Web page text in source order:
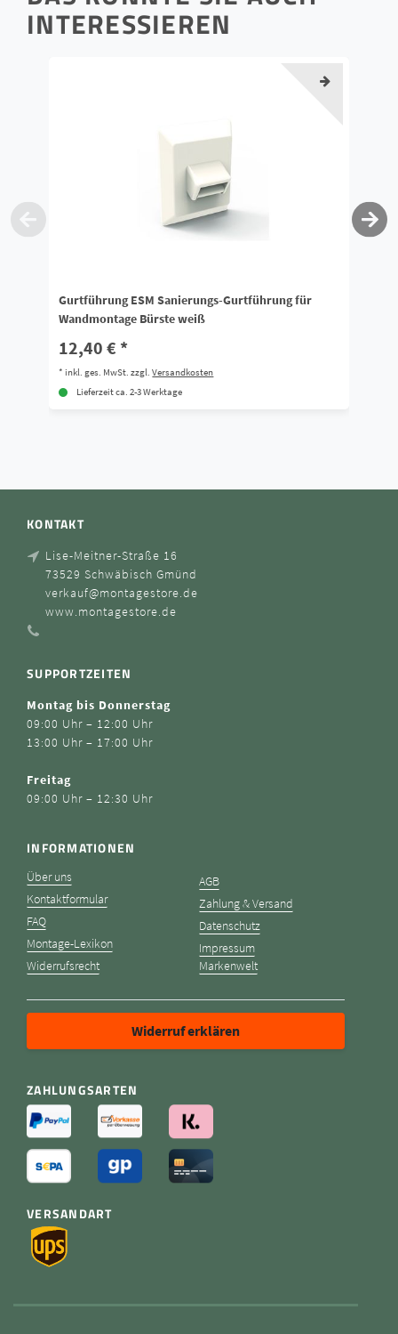
INTERESSIEREN
Gurtführung ESM Sanierungs-Gurtführung für
Wandmontage Bürste weiß
12,40 € *
*inkl. ges. MwSt. zzgl.Versandkosten
Lieferzeit ca. 2-3 Werktage
KONTAKT
Lise-Meitner-Straße 16
73529 Schwäbisch Gmünd
verkauf@montagestore.de
www.montagestore.de
SUPPORTZEITEN
Montag bis Donnerstag
09:00 Uhr – 12:00 Uhr
13:00 Uhr – 17:00 Uhr
Freitag
09:00 Uhr – 12:30 Uhr
INFORMATIONEN
Über uns
Kontaktformular
FAQ
Montage-Lexikon
Widerrufsrecht
AGB
Zahlung & Versand
Datenschutz
Impressum
Markenwelt
Widerruf erklären
ZAHLUNGSARTEN
VERSANDART